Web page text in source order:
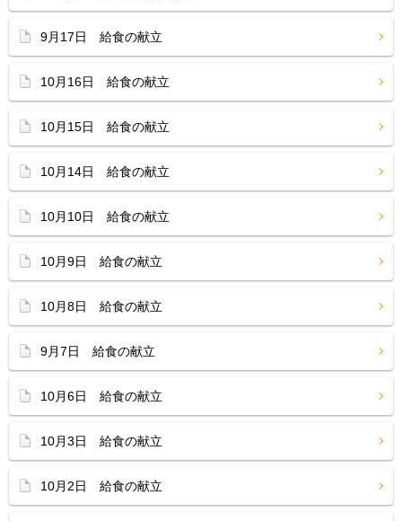
9月17日 給食の献立
10月16日 給食の献立
10月15日 給食の献立
10月14日 給食の献立
10月10日 給食の献立
10月9日 給食の献立
10月8日 給食の献立
9月7日 給食の献立
10月6日 給食の献立
10月3日 給食の献立
10月2日 給食の献立